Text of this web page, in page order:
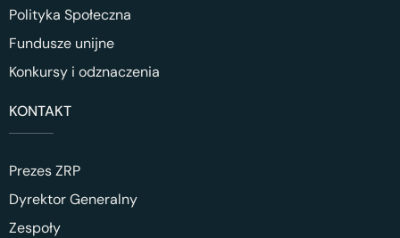
Polityka Społeczna
Fundusze unijne
Konkursy i odznaczenia
KONTAKT
Prezes ZRP
Dyrektor Generalny
Zespoły